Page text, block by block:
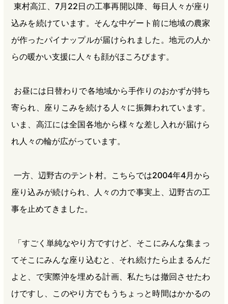
東村高江、7月22日の工事再開以降、毎日人々が座り
込みを続けています。そんな中ゲート前に地域の農家
が作ったパイナップルが届けられました。地元の人か
らの暖かい支援に人々も顔がほころびます。
お昼には日替わりで各地域から手作りのおかずが持ち
寄られ、座りこみを続ける人々に振舞われています。
いま、高江には全国各地から様々な差し入れが届けら
れ人々の輪が広がっています。
一方、辺野古のテント村。こちらでは2004年4月から
座り込みが続けられ、人々の力で事実上、辺野古の工
事を止めてきました。
「すごく単純なやり方ですけど、そこにみんな集まっ
てそこにみんな座り込むと、それ続けたら止まるんだ
よと、で実際沖を埋める計画、私たちは撤回させたわ
けですし、このやり方でもうちょっと時間はかかるの